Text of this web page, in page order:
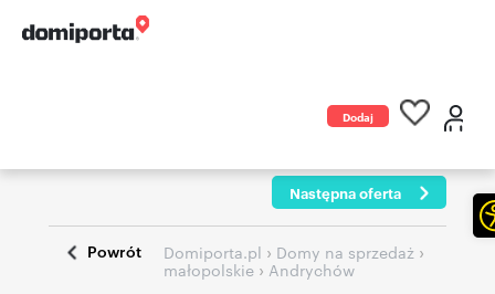
Dodaj
Następna oferta
Powrót Domiporta.pl › Domy na sprzedaż ›
małopolskie › Andrychów